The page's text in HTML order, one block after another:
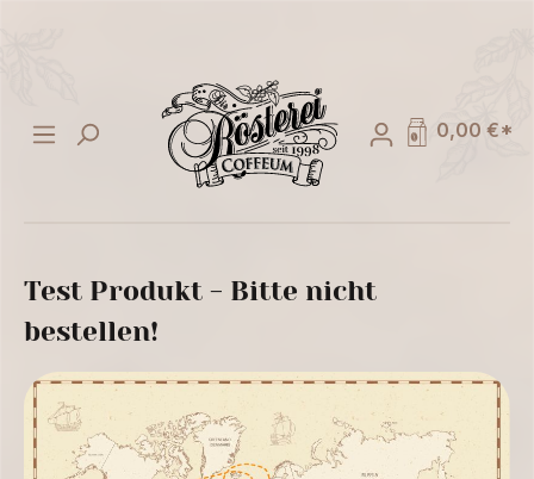
0,00 €*
Test Produkt - Bitte nicht
bestellen!